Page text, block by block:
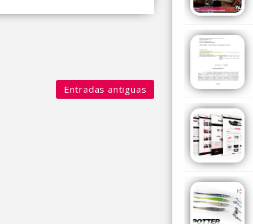
Entradas antiguas